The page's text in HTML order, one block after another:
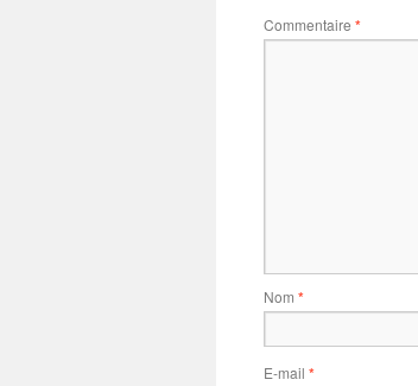
Commentaire *
Nom *
E-mail *